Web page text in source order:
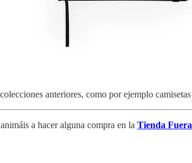
anteriores, como por ejemplo
a hacer alguna compra en la Tienda